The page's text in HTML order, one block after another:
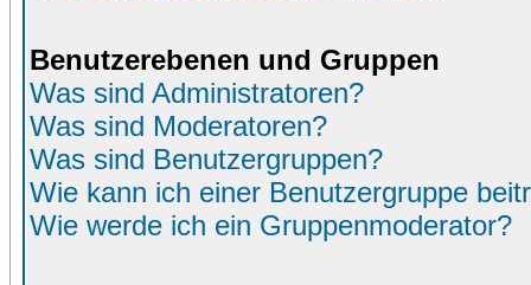
Benutzerebenen und Gruppen
Was sind Administratoren?
Was sind Moderatoren?
Was sind Benutzergruppen?
Wie kann ich einer Benutzergruppe
Wie werde ich ein Gruppenmoderator?